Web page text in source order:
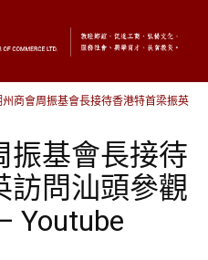
商會周振基會長接待香港特首梁振英
振基會長接待
訪問汕頭參觀
Youtube